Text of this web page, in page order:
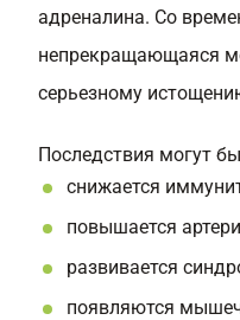
адреналина. Со
непрекращающаяся
серьезному
Последствия могут
снижается
повышается
развивается
появляются